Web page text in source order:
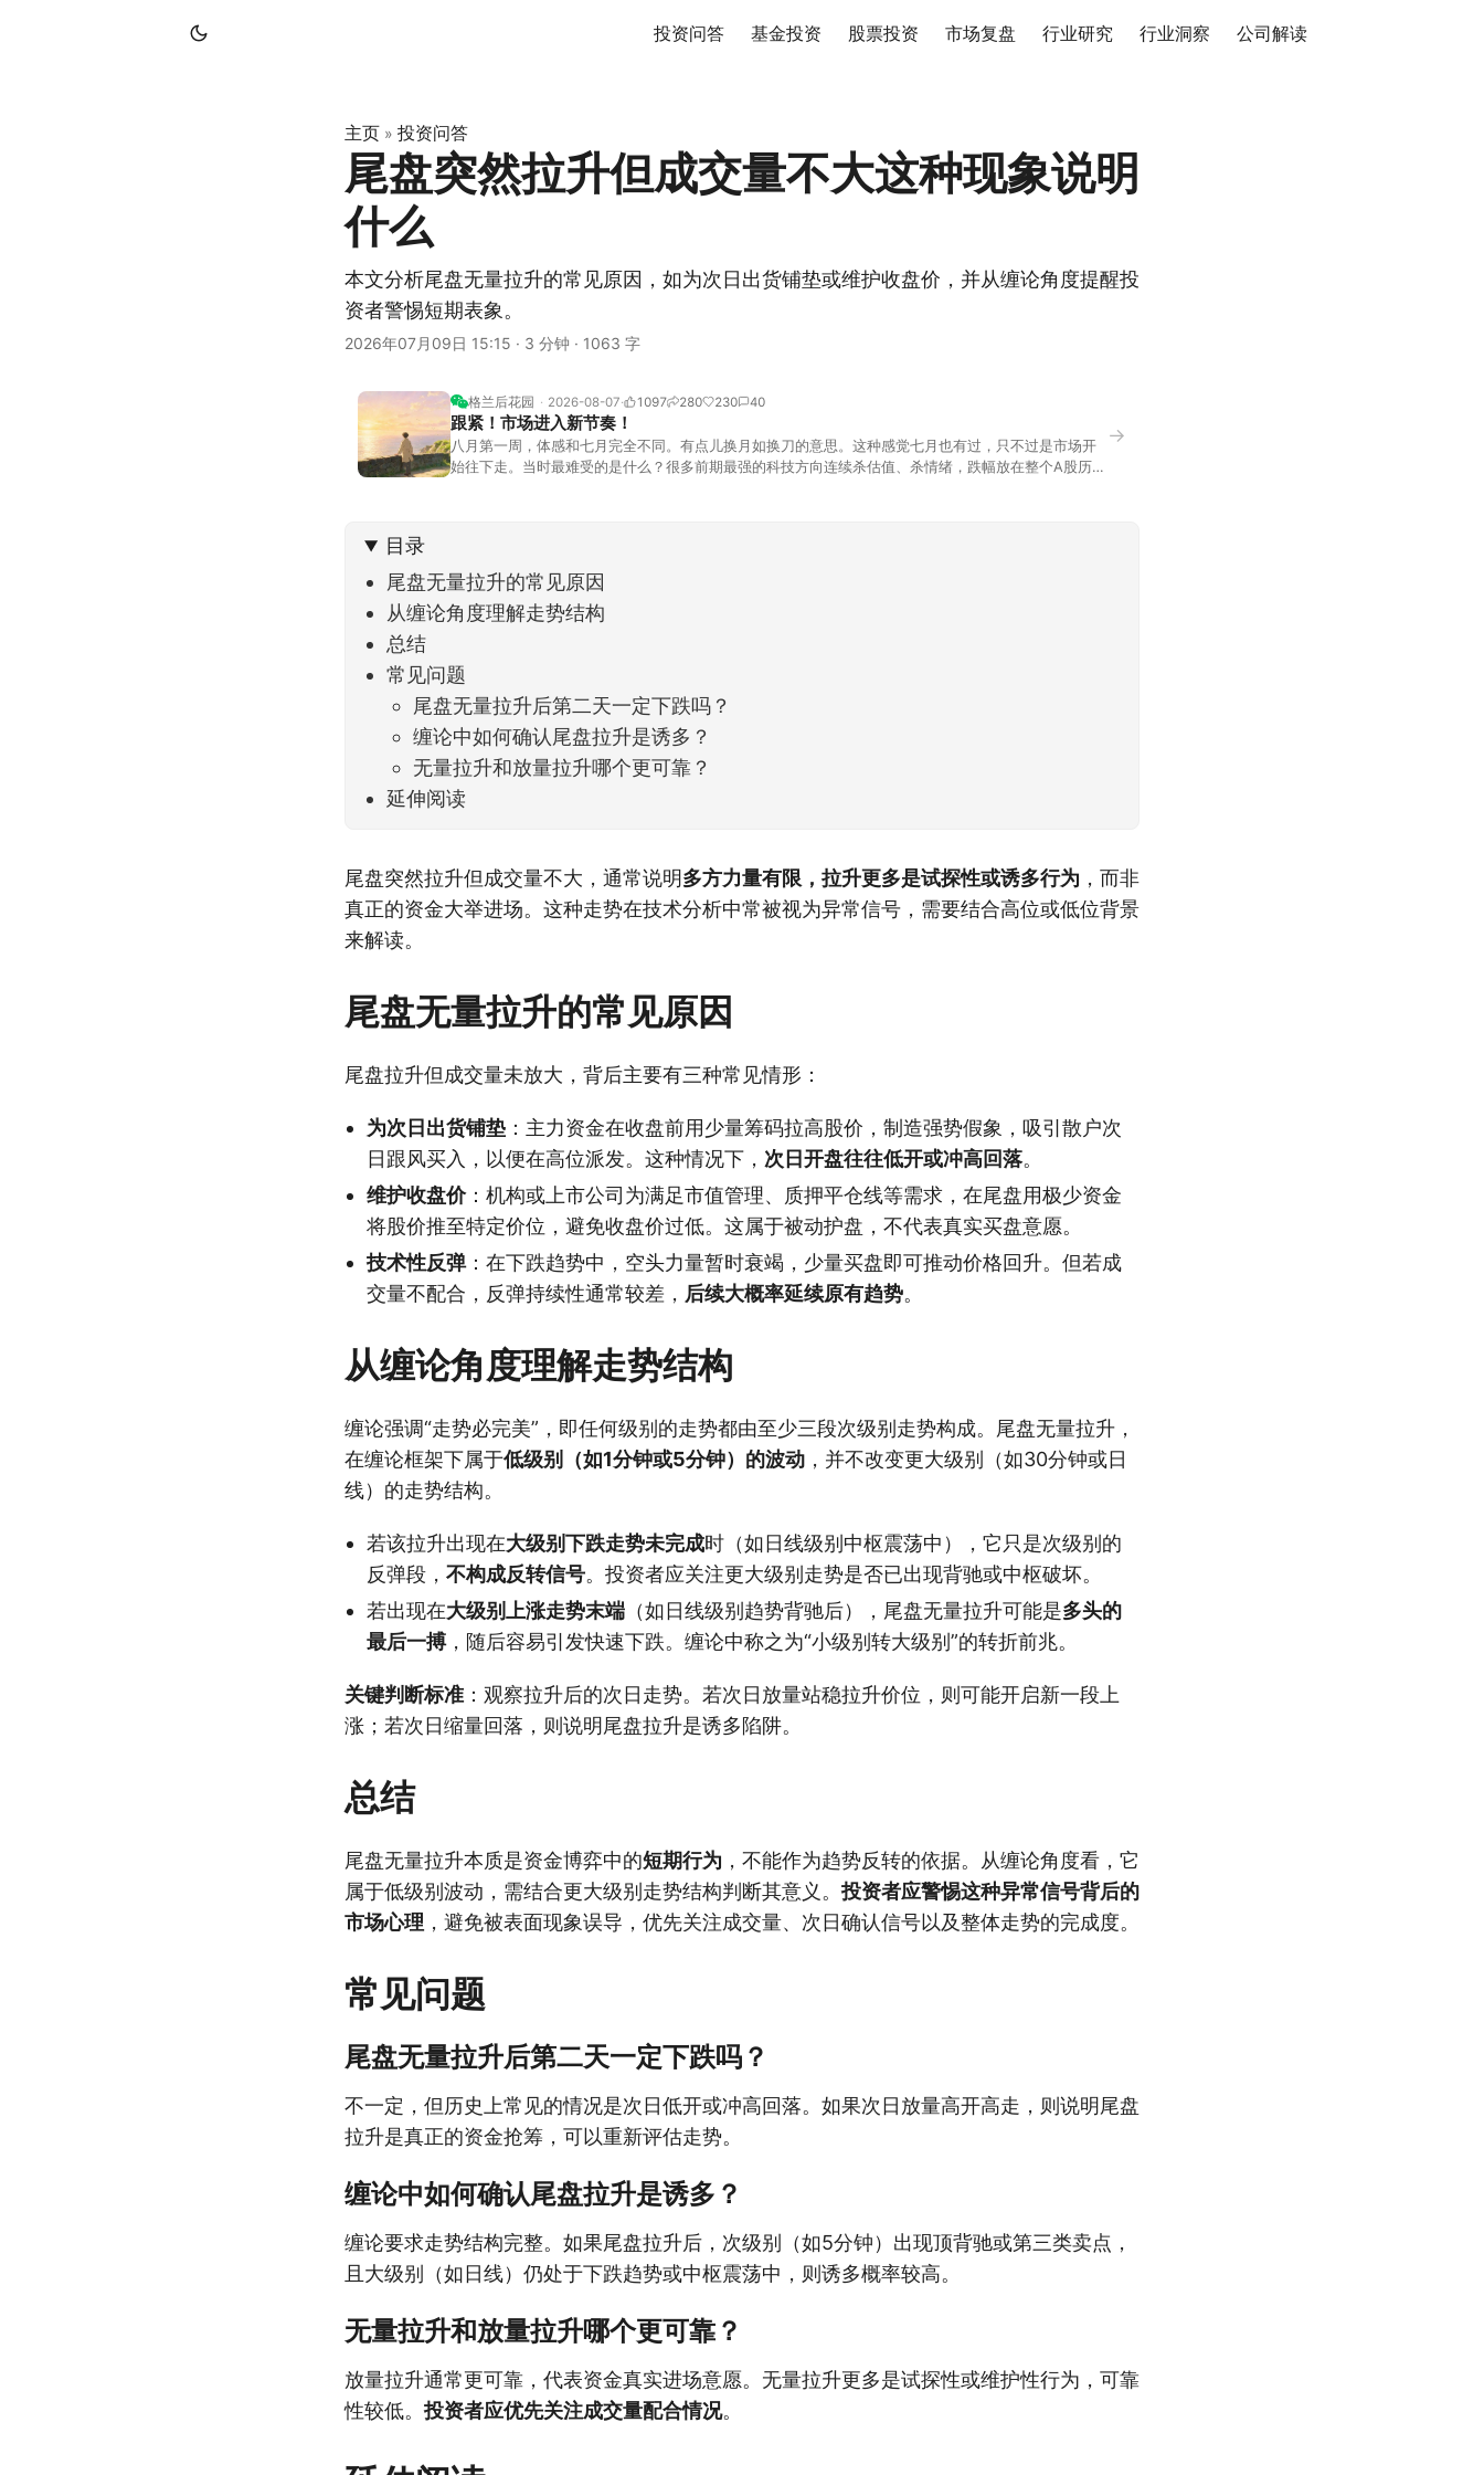
投资问答 基金投资 股票投资 市场复盘 行业研究 行业洞察 公司解读
主页 » 投资问答
尾盘突然拉升但成交量不大这种现象说明
什么
本文分析尾盘无量拉升的常见原因，如为次日出货铺垫或维护收盘价，并从缠论角度提醒投
资者警惕短期表象。
2026年07月09日 15:15 · 3 分钟 · 1063 字
格兰后花园 2026-08-07 1097 280 230 40
跟紧！市场进入新节奏！
八月第一周，体感和七月完全不同。有点儿换月如换刀的意思。这种感觉七月也有过，只不过是市场开
始往下走。当时最难受的是什么？很多前期最强的科技方向连续杀估值、杀情绪，跌幅放在整个A股历史
→
目录
尾盘无量拉升的常见原因
从缠论角度理解走势结构
总结
常见问题
尾盘无量拉升后第二天一定下跌吗？
缠论中如何确认尾盘拉升是诱多？
无量拉升和放量拉升哪个更可靠？
延伸阅读
尾盘突然拉升但成交量不大，通常说明多方力量有限，拉升更多是试探性或诱多行为 ，而非
真正的资金大举进场。这种走势在技术分析中常被视为异常信号，需要结合高位或低位背景
来解读。
尾盘无量拉升的常见原因
尾盘拉升但成交量未放大，背后主要有三种常见情形：
为次日出货铺垫 ：主力资金在收盘前用少量筹码拉高股价，制造强势假象，吸引散户次
日跟风买入，以便在高位派发。这种情况下， 次日开盘往往低开或冲高回落。
维护收盘价：机构或上市公司为满足市值管理、质押平仓线等需求，在尾盘用极少资金
将股价推至特定价位，避免收盘价过低。这属于被动护盘，不代表真实买盘意愿。
技术性反弹：在下跌趋势中，空头力量暂时衰竭，少量买盘即可推动价格回升。但若成
交量不配合，反弹持续性通常较差， 后续大概率延续原有趋势。
从缠论角度理解走势结构
缠论强调“走势必完美”，即任何级别的走势都由至少三段次级别走势构成。尾盘无量拉升，
在缠论框架下属于低级别（如1分钟或5分钟）的波动 ，并不改变更大级别（如30分钟或日
线）的走势结构。
若该拉升出现在大级别下跌走势未完成时（如日线级别中枢震荡中），它只是次级别的
反弹段， 不构成反转信号。投资者应关注更大级别走势是否已出现背驰或中枢破坏。
若出现在大级别上涨走势末端 （如日线级别趋势背驰后），尾盘无量拉升可能是多头的
最后一搏，随后容易引发快速下跌。缠论中称之为“小级别转大级别”的转折前兆。
关键判断标准 ：观察拉升后的次日走势。若次日放量站稳拉升价位，则可能开启新一段上
涨；若次日缩量回落，则说明尾盘拉升是诱多陷阱。
总结
尾盘无量拉升本质是资金博弈中的短期行为 ，不能作为趋势反转的依据。从缠论角度看，它
属于低级别波动，需结合更大级别走势结构判断其意义。投资者应警惕这种异常信号背后的
市场心理 ，避免被表面现象误导，优先关注成交量、次日确认信号以及整体走势的完成度。
常见问题
尾盘无量拉升后第二天一定下跌吗？
不一定，但历史上常见的情况是次日低开或冲高回落。如果次日放量高开高走，则说明尾盘
拉升是真正的资金抢筹，可以重新评估走势。
缠论中如何确认尾盘拉升是诱多？
缠论要求走势结构完整。如果尾盘拉升后，次级别（如5分钟）出现顶背驰或第三类卖点，
且大级别（如日线）仍处于下跌趋势或中枢震荡中，则诱多概率较高。
无量拉升和放量拉升哪个更可靠？
放量拉升通常更可靠，代表资金真实进场意愿。无量拉升更多是试探性或维护性行为，可靠
性较低。投资者应优先关注成交量配合情况。